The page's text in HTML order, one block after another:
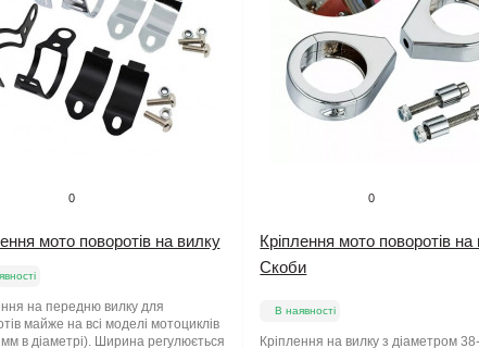
0
мото поворотів на вилку
на передню вилку для
майже на всі моделі мотоциклів
в діаметрі). Ширина регулюється
0
Кріплення мото поворотів на
Скоби
В наявності
Кріплення на вилку з діаметром